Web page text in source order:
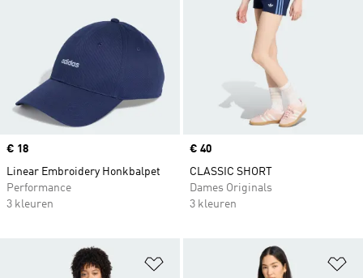
Price
€ 18
Linear Embroidery Honkbalpet
Performance
3 kleuren
Price
€ 40
CLASSIC SHORT
Dames Originals
3 kleuren
Op verlanglijst zetten